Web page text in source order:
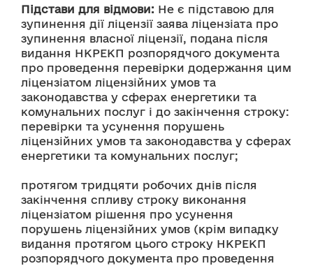
Підстави для відмови: Не є підставою для
зупинення дії ліцензії заява ліцензіата про
зупинення власної ліцензії, подана після
видання НКРЕКП розпорядчого документа
про проведення перевірки додержання цим
ліцензіатом ліцензійних умов та
законодавства у сферах енергетики та
комунальних послуг і до закінчення строку:
перевірки та усунення порушень
ліцензійних умов та законодавства у сферах
енергетики та комунальних послуг;
протягом тридцяти робочих днів після
закінчення спливу строку виконання
ліцензіатом рішення про усунення
порушень ліцензійних умов (крім випадку
видання протягом цього строку НКРЕКП
розпорядчого документа про проведення